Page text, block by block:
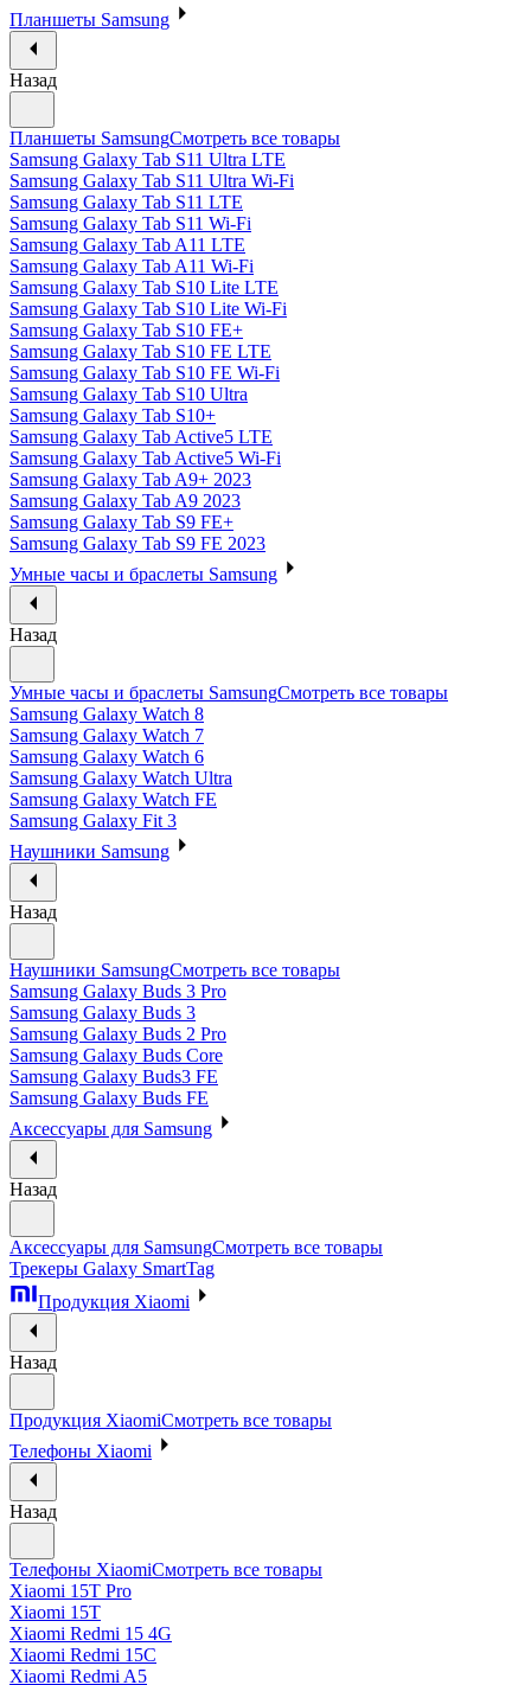
Планшеты Samsung
Назад
Планшеты SamsungСмотреть все товары
Samsung Galaxy Tab S11 Ultra LTE
Samsung Galaxy Tab S11 Ultra Wi-Fi
Samsung Galaxy Tab S11 LTE
Samsung Galaxy Tab S11 Wi-Fi
Samsung Galaxy Tab A11 LTE
Samsung Galaxy Tab A11 Wi-Fi
Samsung Galaxy Tab S10 Lite LTE
Samsung Galaxy Tab S10 Lite Wi-Fi
Samsung Galaxy Tab S10 FE+
Samsung Galaxy Tab S10 FE LTE
Samsung Galaxy Tab S10 FE Wi-Fi
Samsung Galaxy Tab S10 Ultra
Samsung Galaxy Tab S10+
Samsung Galaxy Tab Active5 LTE
Samsung Galaxy Tab Active5 Wi-Fi
Samsung Galaxy Tab A9+ 2023
Samsung Galaxy Tab A9 2023
Samsung Galaxy Tab S9 FE+
Samsung Galaxy Tab S9 FE 2023
Умные часы и браслеты Samsung
Назад
Умные часы и браслеты SamsungСмотреть все товары
Samsung Galaxy Watch 8
Samsung Galaxy Watch 7
Samsung Galaxy Watch 6
Samsung Galaxy Watch Ultra
Samsung Galaxy Watch FE
Samsung Galaxy Fit 3
Наушники Samsung
Назад
Наушники SamsungСмотреть все товары
Samsung Galaxy Buds 3 Pro
Samsung Galaxy Buds 3
Samsung Galaxy Buds 2 Pro
Samsung Galaxy Buds Core
Samsung Galaxy Buds3 FE
Samsung Galaxy Buds FE
Аксессуары для Samsung
Назад
Аксессуары для SamsungСмотреть все товары
Трекеры Galaxy SmartTag
Продукция Xiaomi
Назад
Продукция XiaomiСмотреть все товары
Телефоны Xiaomi
Назад
Телефоны XiaomiСмотреть все товары
Xiaomi 15T Pro
Xiaomi 15T
Xiaomi Redmi 15 4G
Xiaomi Redmi 15C
Xiaomi Redmi A5